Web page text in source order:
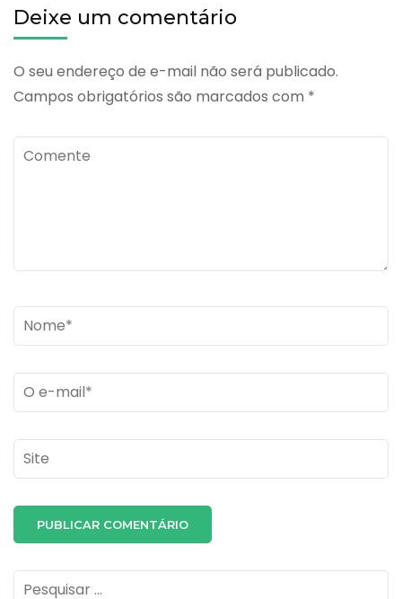
Deixe um comentário
O seu endereço de e-mail não será publicado.
Campos obrigatórios são marcados com *
Comente
Name*
Email *
Site
Pesquisar